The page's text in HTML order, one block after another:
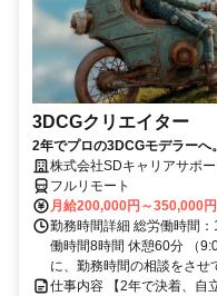
3DCGクリエイター
2年でプロの3DCGモデラーへ
株式会社SDキャリアサポー
フルリモート
月給200,000円～350,000円
勤務時間詳細 総労働時間
働時間8時間 休憩60分 （
に、勤務時間の相談をさせ
仕事内容 【2年で決着、自